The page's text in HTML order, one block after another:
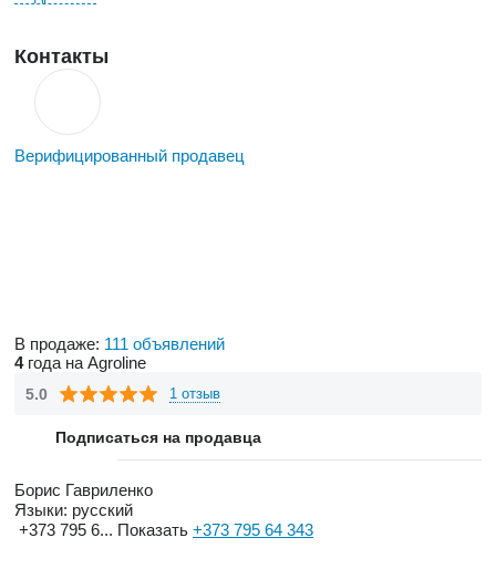
Контакты
Верифицированный продавец
В продаже: 111 объявлений
4года на Agroline
5.0 1 отзыв
Подписаться на продавца
Борис Гавриленко
Языки: русский
+373 795 6... Показать +373 795 64 343